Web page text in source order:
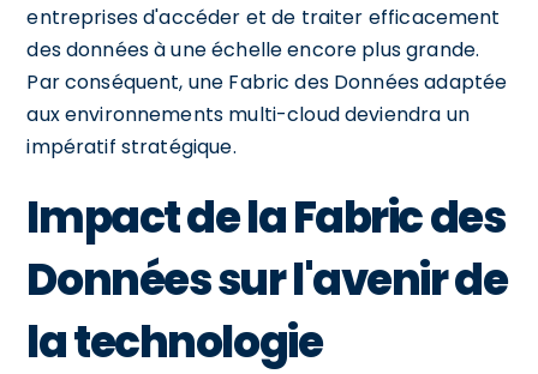
entreprises d'accéder et de traiter efficacement
des données à une échelle encore plus grande.
Par conséquent, une Fabric des Données adaptée
aux environnements multi-cloud deviendra un
impératif stratégique.
Impact de la Fabric des
Données sur l'avenir de
la technologie